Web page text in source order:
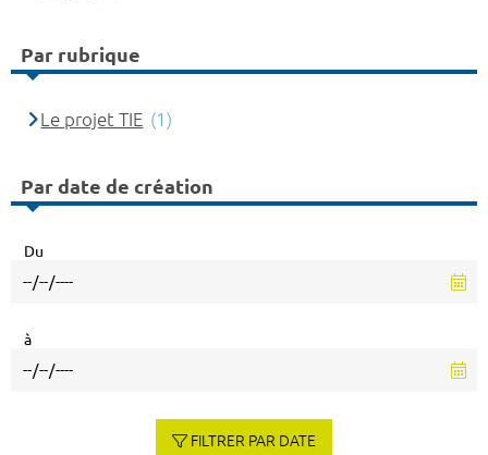
Par rubrique
Le projet TIE (1)
Par date de création
Du
à
FILTRER PAR DATE